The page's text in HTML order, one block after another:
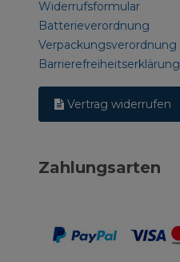
Widerrufsformular
Batterieverordnung
Verpackungsverordnung
Barrierefreiheitserklärung
Vertrag widerrufen
Zahlungsarten